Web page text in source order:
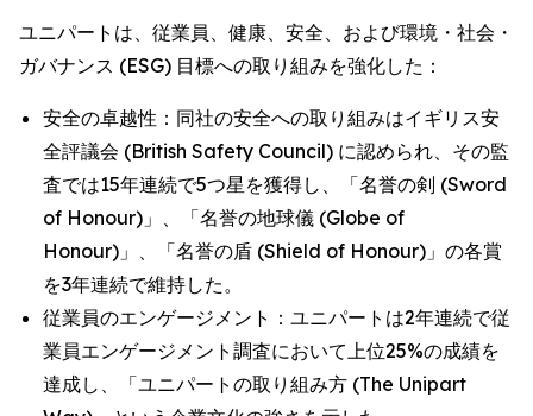
ユニパートは、従業員、健康、安全、および環境・社会・
ガバナンス (ESG) 目標への取り組みを強化した：
安全の卓越性：同社の安全への取り組みはイギリス安
全評議会 (British Safety Council) に認められ、その監
査では15年連続で5つ星を獲得し、「名誉の剣 (Sword
of Honour)」、「名誉の地球儀 (Globe of
Honour)」、「名誉の盾 (Shield of Honour)」の各賞
を3年連続で維持した。
従業員のエンゲージメント：ユニパートは2年連続で従
業員エンゲージメント調査において上位25%の成績を
達成し、「ユニパートの取り組み方 (The Unipart